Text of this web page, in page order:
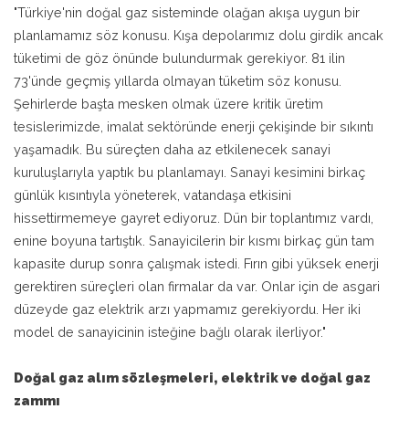
"Türkiye'nin doğal gaz sisteminde olağan akışa uygun bir
planlamamız söz konusu. Kışa depolarımız dolu girdik ancak
tüketimi de göz önünde bulundurmak gerekiyor. 81 ilin
73'ünde geçmiş yıllarda olmayan tüketim söz konusu.
Şehirlerde başta mesken olmak üzere kritik üretim
tesislerimizde, imalat sektöründe enerji çekişinde bir sıkıntı
yaşamadık. Bu süreçten daha az etkilenecek sanayi
kuruluşlarıyla yaptık bu planlamayı. Sanayi kesimini birkaç
günlük kısıntıyla yöneterek, vatandaşa etkisini
hissettirmemeye gayret ediyoruz. Dün bir toplantımız vardı,
enine boyuna tartıştık. Sanayicilerin bir kısmı birkaç gün tam
kapasite durup sonra çalışmak istedi. Fırın gibi yüksek enerji
gerektiren süreçleri olan firmalar da var. Onlar için de asgari
düzeyde gaz elektrik arzı yapmamız gerekiyordu. Her iki
model de sanayicinin isteğine bağlı olarak ilerliyor."
Doğal gaz alım sözleşmeleri, elektrik ve doğal gaz
zammı